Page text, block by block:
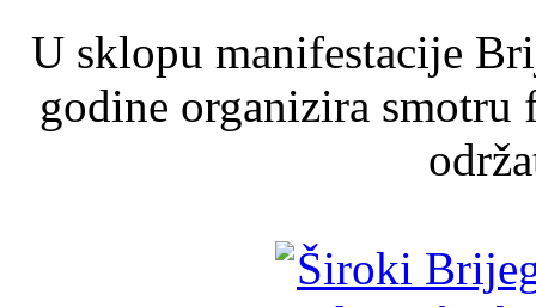
U sklopu manifestacije
godine organizira